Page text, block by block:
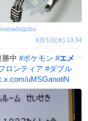
8月5日(水) 13:34
中 #ポケモン #エメ
ロンティア #ダブル
uMSGanotiN